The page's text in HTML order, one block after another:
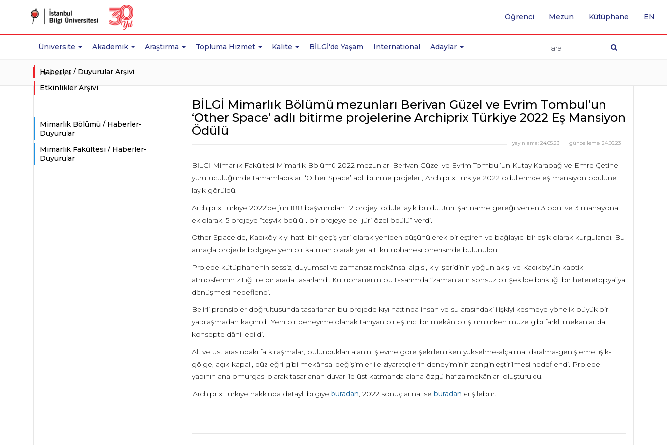
Üniversite Akademik Araştırma Topluma Hizmet Kalite BİLGİ'de Yaşam International Adaylar
Öğrenci Mezun Kütüphane EN
Ana Sayfa
Haberler / Duyurular Arşivi
Etkinlikler Arşivi
Mimarlık Bölümü / Haberler-
Duyurular
Mimarlık Fakültesi / Haberler-
Duyurular
BİLGİ Mimarlık Bölümü mezunları Berivan Güzel ve Evrim Tombul’un
‘Other Space’ adlı bitirme projelerine Archiprix Türkiye 2022 Eş Mansiyon
Ödülü
güncelleme: 24.05.23
yayınlama: 24.05.23
BİLGİ Mimarlık Fakültesi Mimarlık Bölümü 2022 mezunları Berivan Güzel ve Evrim Tombul’un Kutay Karabağ ve Emre Çetinel
yürütücülüğünde tamamladıkları ‘Other Space’ adlı bitirme projeleri, Archiprix Türkiye 2022 ödüllerinde eş mansiyon ödülüne
layık görüldü.
Archiprix Türkiye 2022’de jüri 188 başvurudan 12 projeyi ödüle layık buldu. Jüri, şartname gereği verilen 3 ödül ve 3 mansiyona
ek olarak, 5 projeye “teşvik ödülü”, bir projeye de “jüri özel ödülü” verdi.
Other Space'de, Kadıköy kıyı hattı bir geçiş yeri olarak yeniden düşünülerek birleştiren ve bağlayıcı bir eşik olarak kurgulandı. Bu
amaçla projede bölgeye yeni bir katman olarak yer altı kütüphanesi önerisinde bulunuldu.
Projede kütüphanenin sessiz, duyumsal ve zamansız mekânsal algısı, kıyı şeridinin yoğun akışı ve Kadıköy'ün kaotik
atmosferinin zıtlığı ile bir arada tasarlandı. Kütüphanenin bu tasarımda “zamanların sonsuz bir şekilde biriktiği bir heteretopya”ya
dönüşmesi hedeflendi.
Belirli prensipler doğrultusunda tasarlanan bu projede kıyı hattında insan ve su arasındaki ilişkiyi kesmeye yönelik büyük bir
yapılaşmadan kaçınıldı. Yeni bir deneyime olanak tanıyan birleştirici bir mekân oluşturulurken müze gibi farklı mekanlar da
konsepte dâhil edildi.
Alt ve üst arasındaki farklılaşmalar, bulundukları alanın işlevine göre şekillenirken yükselme-alçalma, daralma-genişleme, ışık-
gölge, açık-kapalı, düz-eğri gibi mekânsal değişimler ile ziyaretçilerin deneyiminin zenginleştirilmesi hedeflendi. Projede
yapının ana omurgası olarak tasarlanan duvar ile üst katmanda alana özgü hafıza mekânları oluşturuldu.
Archiprix Türkiye hakkında detaylı bilgiye buradan, 2022 sonuçlarına ise buradan erişilebilir.